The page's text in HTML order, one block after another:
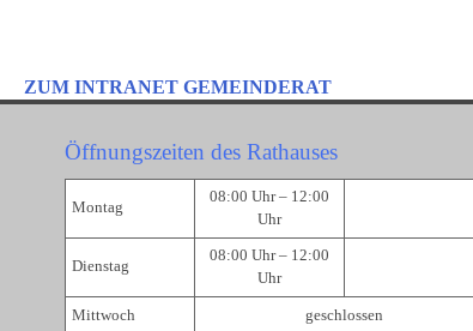
ZUM INTRANET GEMEINDERAT
Öffnungszeiten des Rathauses
Montag
08:00 Uhr – 12:00
Uhr
Dienstag
08:00 Uhr – 12:00
Uhr
Mittwoch geschlossen